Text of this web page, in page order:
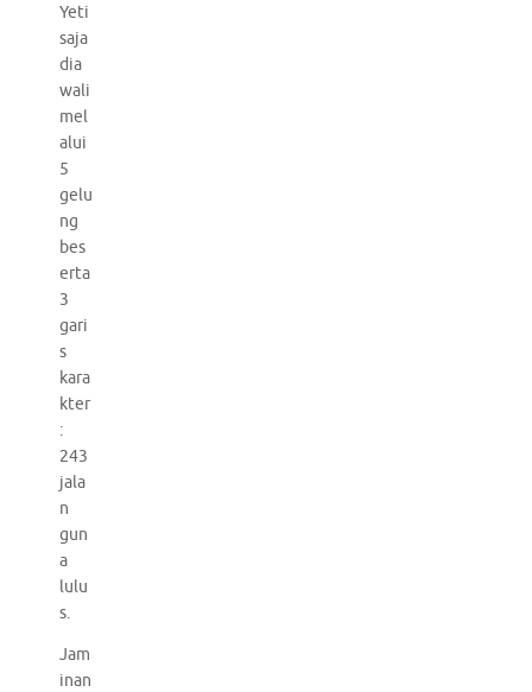
Yeti
saja
dia
wali
mel
alui
5
gelu
ng
bes
erta
3
gari
s
kara
kter
:
243
jala
n
gun
a
lulu
s.
Jam
inan